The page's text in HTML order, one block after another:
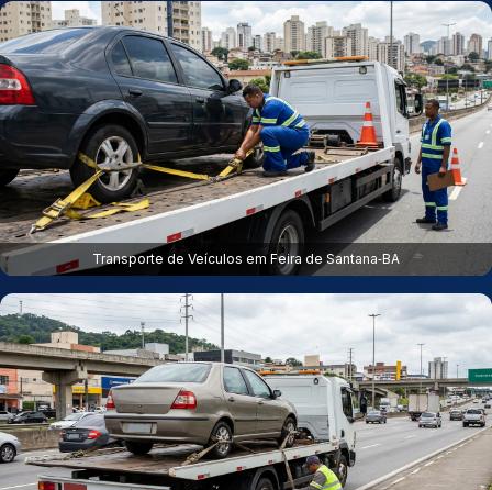
Transporte de Veículos em Feira de Santana‑BA